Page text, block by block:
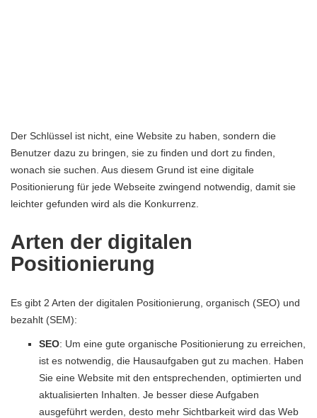
Der Schlüssel ist nicht, eine Website zu haben, sondern die
Benutzer dazu zu bringen, sie zu finden und dort zu finden,
wonach sie suchen. Aus diesem Grund ist eine digitale
Positionierung für jede Webseite zwingend notwendig, damit sie
leichter gefunden wird als die Konkurrenz.
Arten der digitalen
Positionierung
Es gibt 2 Arten der digitalen Positionierung, organisch (SEO) und
bezahlt (SEM):
SEO: Um eine gute organische Positionierung zu erreichen,
ist es notwendig, die Hausaufgaben gut zu machen. Haben
Sie eine Website mit den entsprechenden, optimierten und
aktualisierten Inhalten. Je besser diese Aufgaben
ausgeführt werden, desto mehr Sichtbarkeit wird das Web